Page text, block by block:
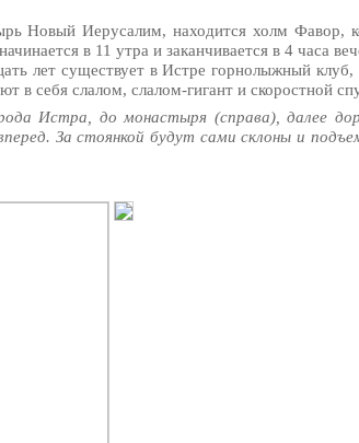
Новый Иерусалим, находится холм Фавор,
в 11 утра и заканчивается в 4 часа
лет существует в Истре горнолыжный
себя слалом, слалом-гигант и скоростной
Истра, до монастыря (справа), далее
За стоянкой будут сами склоны и